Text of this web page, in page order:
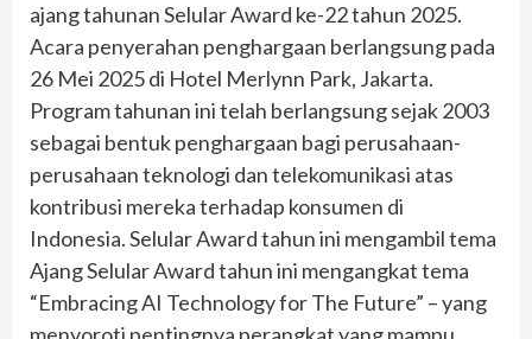
ajang tahunan Selular Award ke-22 tahun 2025.
Acara penyerahan penghargaan berlangsung pada
26 Mei 2025 di Hotel Merlynn Park, Jakarta.
Program tahunan ini telah berlangsung sejak 2003
sebagai bentuk penghargaan bagi perusahaan-
perusahaan teknologi dan telekomunikasi atas
kontribusi mereka terhadap konsumen di
Indonesia. Selular Award tahun ini mengambil tema
Ajang Selular Award tahun ini mengangkat tema
“Embracing AI Technology for The Future” – yang